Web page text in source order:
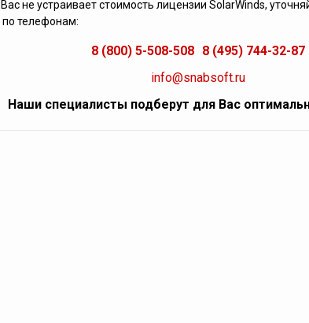
не устраивает стоимость лицензии SolarWinds,
телефонам:
8 (800) 5-508-508 8 (495) 744-32-87
info@snabsoft.ru
Наши специалисты подберут для Вас